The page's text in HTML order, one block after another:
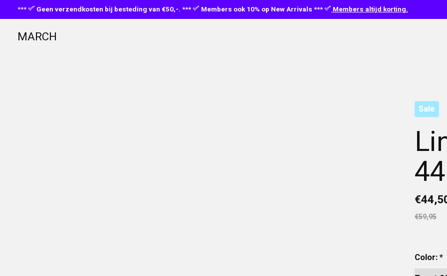
*** Geen verzendkosten bij besteding van €50,-. *** Members ook 10% op New Arrivals *** Members altijd korting.
MARCH
Sale
€59,95
Color:*